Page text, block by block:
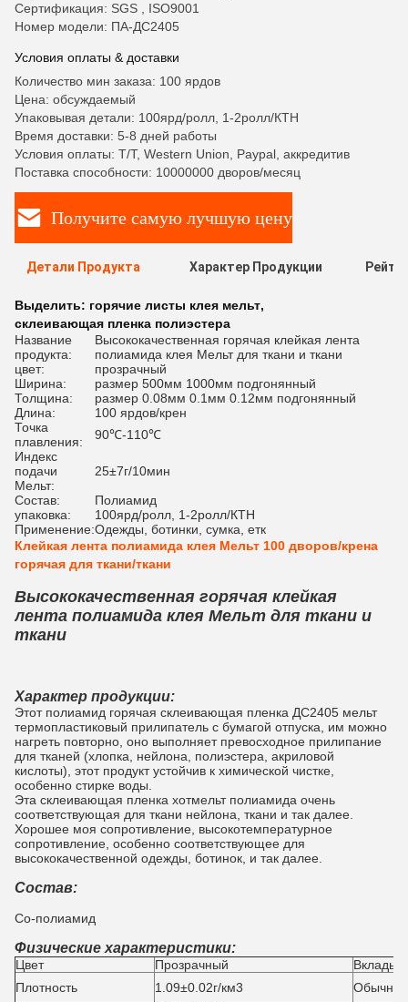
Сертификация: SGS , ISO9001
Номер модели: ПА-ДС2405
Условия оплаты & доставки
Количество мин заказа: 100 ярдов
Цена: обсуждаемый
Упаковывая детали: 100ярд/ролл, 1-2ролл/КТН
Время доставки: 5-8 дней работы
Условия оплаты: T/T, Western Union, Paypal, аккредитив
Поставка способности: 10000000 дворов/месяц
Получите самую лучшую цену
Детали Продукта Характер Продукции
Выделить: горячие листы клея мельт,
склеивающая пленка полиэстера
Название
продукта:
Высококачественная горячая клейкая лента
полиамида клея Мельт для ткани и ткани
цвет:
прозрачный
Ширина:
размер 500мм 1000мм подгонянный
Толщина:
размер 0.08мм 0.1мм 0.12мм подгонянный
Длина:
100 ярдов/крен
Точка
плавления:
90℃-110℃
Индекс
подачи
Мельт:
25±7г/10мин
Состав:
Полиамид
упаковка:
100ярд/ролл, 1-2ролл/КТН
Применение:Одежды, ботинки, сумка, етк
Клейкая лента полиамида клея Мельт 100 дворов/крена
горячая для ткани/ткани
Высококачественная горячая клейкая
лента полиамида клея Мельт для ткани и
ткани
Характер продукции:
Этот полиамид горячая склеивающая пленка ДС2405 мельт
термопластиковый прилипатель с бумагой отпуска, им можно
нагреть повторно, оно выполняет превосходное прилипание
для тканей (хлопка, нейлона, полиэстера, акриловой
кислоты), этот продукт устойчив к химической чистке,
особенно стирке воды.
Эта склеивающая пленка хотмельт полиамида очень
соответствующая для ткани нейлона, ткани и так далее.
Хорошее моя сопротивление, высокотемпературное
сопротивление, особенно соответствующее для
высококачественной одежды, ботинок, и так далее.
Состав:
Со-полиамид
Физические характеристики:
Цвет Прозрачный
Вкладыш
Плотность
1.09±0.02г/км3